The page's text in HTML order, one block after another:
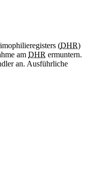
(DHR)
am DHR ermuntern.
an. Ausführliche